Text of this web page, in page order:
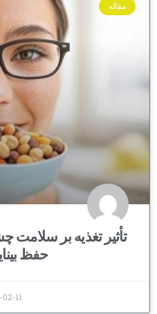
مقاله
تأثیر تغذیه بر سلامت
حفظ
11